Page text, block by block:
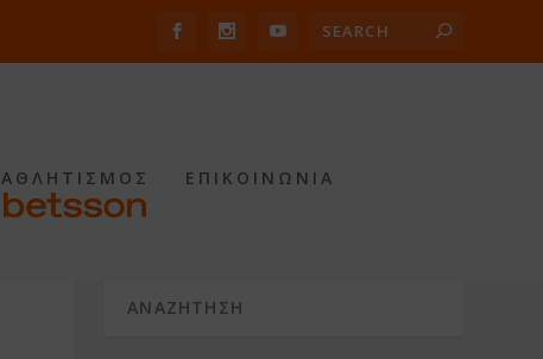
ΑΘΛΗΤΙΣΜΟΣ ΕΠΙΚΟΙΝΩΝΙΑ